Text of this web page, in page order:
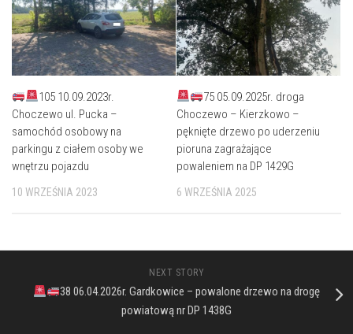
105 10.09.2023r.
Choczewo ul. Pucka –
samochód osobowy na
parkingu z ciałem osoby we
wnętrzu pojazdu
10 WRZEŚNIA 2023
75 05.09.2025r. droga
Choczewo – Kierzkowo –
pęknięte drzewo po uderzeniu
pioruna zagrażające
powaleniem na DP 1429G
6 WRZEŚNIA 2025
NEXT STORY
38 06.04.2026r. Gardkowice – powalone drzewo na drogę
powiatową nr DP 1438G